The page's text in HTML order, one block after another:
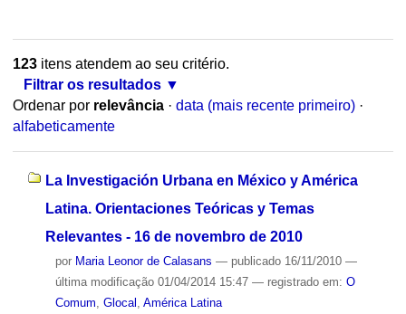
123itens atendem ao seu critério.
Filtrar os resultados
Ordenar por relevância · data (mais recente primeiro) ·
alfabeticamente
La Investigación Urbana en México y América
Latina. Orientaciones Teóricas y Temas
Relevantes - 16 de novembro de 2010
por Maria Leonor de Calasans — publicado16/11/2010 —
última modificação01/04/2014 15:47 — registrado em: O
Comum Glocal América Latina